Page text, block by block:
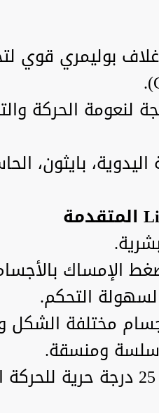
بوليمري قوي
الحركة
بايثون،
الإمساك
مختلفة الشكل
سلسة ومنسقة.